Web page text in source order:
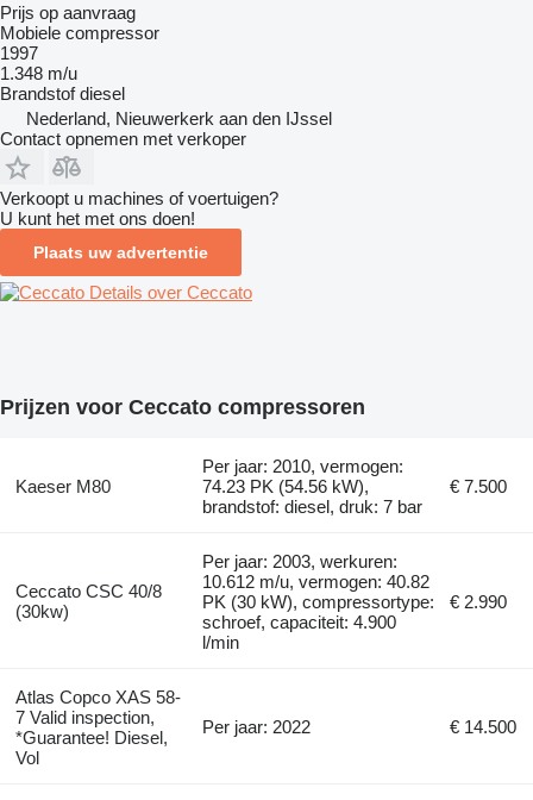
Prijs op aanvraag
Mobiele compressor
1997
1.348 m/u
Brandstof diesel
Nederland, Nieuwerkerk aan den IJssel
Contact opnemen met verkoper
Verkoopt u machines of voertuigen?
U kunt het met ons doen!
Plaats uw advertentie
Details over Ceccato
Prijzen voor Ceccato compressoren
Kaeser M80
Per jaar: 2010, vermogen:
74.23 PK (54.56 kW),
brandstof: diesel, druk: 7 bar
€ 7.500
Ceccato CSC 40/8
(30kw)
Per jaar: 2003, werkuren:
10.612 m/u, vermogen: 40.82
PK (30 kW), compressortype:
schroef, capaciteit: 4.900
l/min
€ 2.990
Atlas Copco XAS 58-
7 Valid inspection,
*Guarantee! Diesel,
Vol
Per jaar: 2022 € 14.500